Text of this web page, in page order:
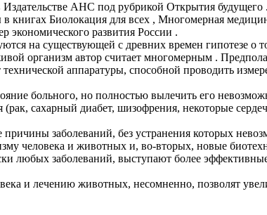
АНС под рубрикой Открытия будущего .
Биолокация для всех , Многомерная
экономического развития России .
на существующей с древних времен гипотезе о
организм автор считает многомерным .
аппаратуры, способной проводить
больного, но полностью вылечить его
сахарный диабет, шизофрения, некоторые
заболеваний, без устранения которых
человека и животных и, во-вторых, новые
любых заболеваний, выступают более
и лечению животных, несомненно, позволят